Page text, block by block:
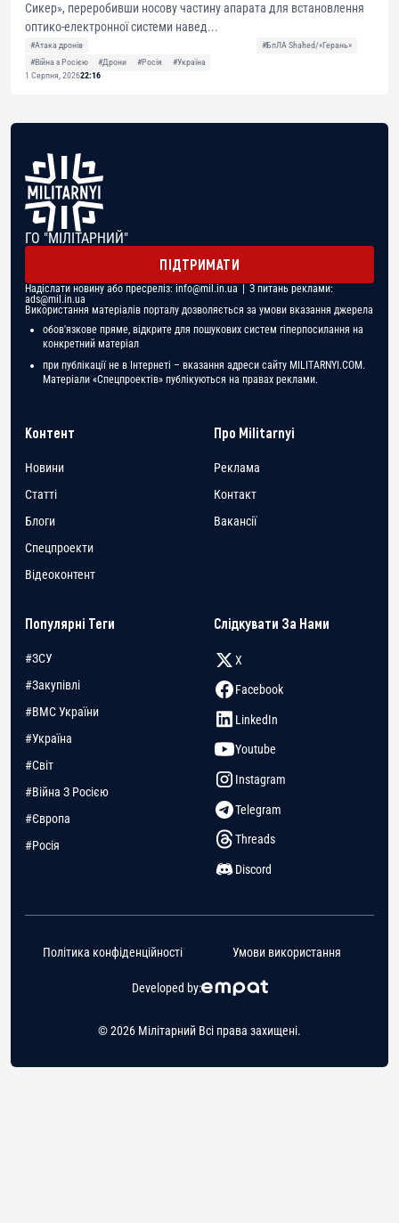
Сикер», переробивши носову частину апарата для встановлення
оптико-електронної системи навед...
#Атака дронів
#БпЛА Shahed/«Герань»
#Війна з Росією
#Дрони #Росія
#Україна
1 Серпня, 202622:16
ГО "МІЛІТАРНИЙ"
ПІДТРИМАТИ
Надіслати новину або пресреліз: info@mil.in.ua | З питань реклами:
ads@mil.in.ua
Використання матеріалів порталу дозволяється за умови вказання джерела
обов'язкове пряме, відкрите для пошукових систем гіперпосилання на
конкретний матеріал
при публікації не в Інтернеті – вказання адреси сайту MILITARNYI.COM.
Матеріали «Спецпроектів» публікуються на правах реклами.
Контент
Новини
Статті
Блоги
Спецпроекти
Відеоконтент
Про Militarnyi
Реклама
Контакт
Вакансії
Популярні Теги
#ЗСУ
#Закупівлі
#ВМС України
#Україна
#Світ
#Війна З Росією
#Європа
#Росія
Слідкувати За Нами
X
Facebook
LinkedIn
Youtube
Instagram
Telegram
Threads
Discord
© 2026 Мілітарний Всі права захищені.
Developed by:
Політика конфіденційності Умови використання